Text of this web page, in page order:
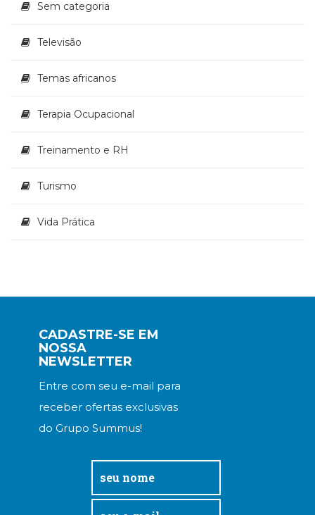
Sem categoria
Televisão
Temas africanos
Terapia Ocupacional
Treinamento e RH
Turismo
Vida Prática
CADASTRE-SE EM
NOSSA
NEWSLETTER
Entre com seu e-mail para
receber ofertas exclusivas
do Grupo Summus!